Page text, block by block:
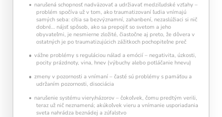
narušená schopnosť nadväzovať a udržiavať medziľudské vzťahy –
problém spočíva už v tom, ako traumatizovaní ľudia vnímajú
samých seba: cítia sa bezvýznamní, zahanbení, nezaslúžiaci si nič
dobré… nájsť spôsob, ako sa prepojiť so svetom a jeho
obyvateľmi, je nesmierne zložité, čiastočne aj preto, že dôvera v
ostatných je po traumatizujúcich zážitkoch pochopiteľne preč
vážne problémy s reguláciou nálad a emócií – negativita, úzkosti,
pocity prázdnoty, vina, hnev (výbuchy alebo potláčanie hnevu)
zmeny v pozornosti a vnímaní – časté sú problémy s pamäťou a
udržaním pozornosti, disociácia
narušenie systému viery/názorov – čokoľvek, čomu predtým verili,
teraz už nič neznamená; akúkoľvek vieru a vnímanie usporiadania
sveta nahrádza beznádej a zúfalstvo